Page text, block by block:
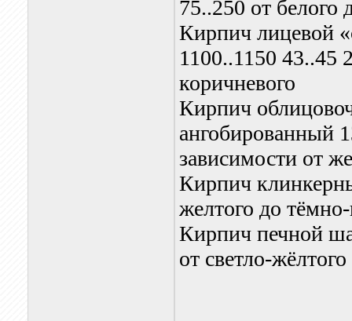
75..250 от белого
Кирпич лицевой
1100..1150 43..45
коричневого
Кирпич
ангобированный
зависимости от
Кирпич
желтого до
Кирпич печной
от светло-